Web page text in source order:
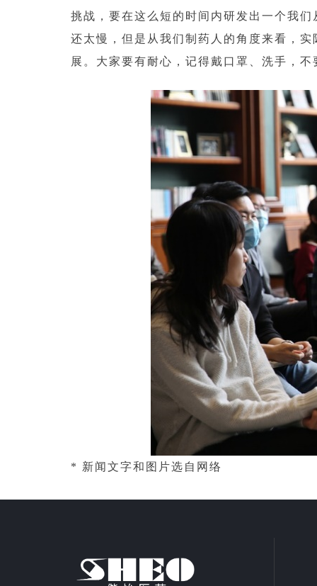
挑战，要在这么短的时间内研发出一个我
还太慢，但是从我们制药人的角度来看，
展。大家要有耐心，记得戴口罩、洗手，
* 新闻文字和图片选自网络